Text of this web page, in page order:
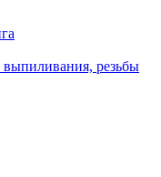
резьбы